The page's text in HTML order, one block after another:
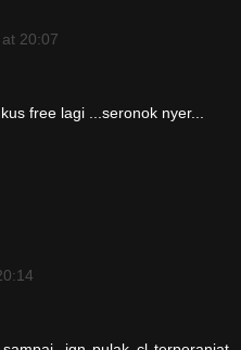
20:07
free lagi ...seronok nyer...